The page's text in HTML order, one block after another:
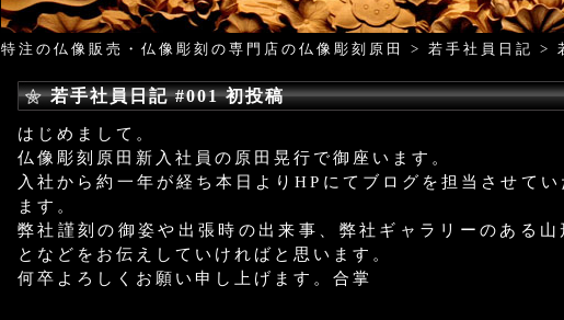
特注の仏像販売・仏像彫刻の専門店の仏像彫刻原田 > 若手社員日記 >
若手社員日記 #001 初投稿
はじめまして。
仏像彫刻原田新入社員の原田晃行で御座います。
入社から約一年が経ち本日よりHPにてブログを担当させてい
ます。
弊社謹刻の御姿や出張時の出来事、弊社ギャラリーのある山
となどをお伝えしていければと思います。
何卒よろしくお願い申し上げます。合掌